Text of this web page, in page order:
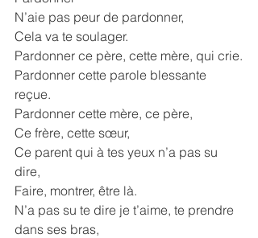
N’aie pas peur de pardonner,
Cela va te soulager.
Pardonner ce père, cette mère, qui crie.
Pardonner cette parole blessante
reçue.
Pardonner cette mère, ce père,
Ce frère, cette sœur,
Ce parent qui à tes yeux n’a pas su
dire,
Faire, montrer, être là.
N’a pas su te dire je t’aime, te prendre
dans ses bras,